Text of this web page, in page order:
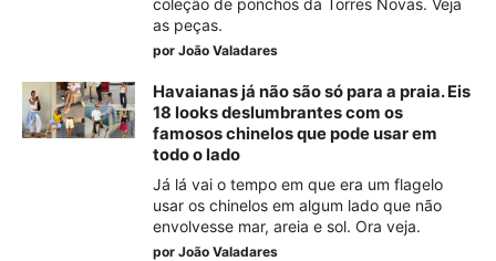
coleção de ponchos da Torres Novas. Veja
as peças.
por João Valadares
Havaianas já não são só para a praia. Eis
18 looks deslumbrantes com os
famosos chinelos que pode usar em
todo o lado
Já lá vai o tempo em que era um flagelo
usar os chinelos em algum lado que não
envolvesse mar, areia e sol. Ora veja.
por João Valadares